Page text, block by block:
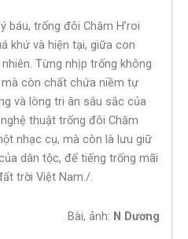
báu, trống đôi Chăm H’roi
khứ và hiện tại, giữa con
Từng nhịp trống không
còn chất chứa niềm tự
và lòng tri ân sâu sắc của
thuật trống đôi Chăm
nhạc cụ, mà còn là lưu giữ
dân tộc, để tiếng trống mãi
trời Việt Nam./.
Bài, ảnh: N Dương